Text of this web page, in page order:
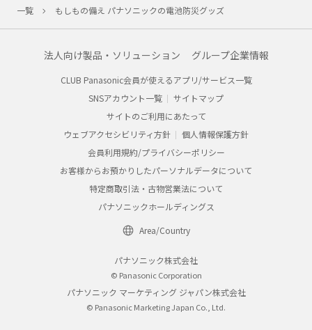
一覧
もしもの備え パナソニックの電池防災グッズ
法人向け製品・ソリューション グループ企業情報
CLUB Panasonic会員が使えるアプリ/サービス一覧
SNSアカウント一覧
サイトマップ
サイトのご利用にあたって
ウェブアクセシビリティ方針
個人情報保護方針
会員利用規約/プライバシーポリシー
お客様からお預かりしたパーソナルデータについて
特定商取引法・古物営業法について
パナソニックホールディングス
Area/Country
パナソニック株式会社
© Panasonic Corporation
パナソニック マーケティング ジャパン株式会社
© Panasonic Marketing Japan Co., Ltd.